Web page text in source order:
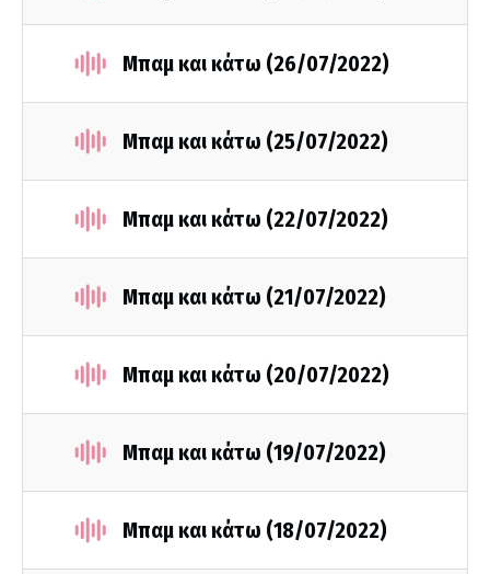
Μπαμ και κάτω (26/07/2022)
Μπαμ και κάτω (25/07/2022)
Μπαμ και κάτω (22/07/2022)
Μπαμ και κάτω (21/07/2022)
Μπαμ και κάτω (20/07/2022)
Μπαμ και κάτω (19/07/2022)
Μπαμ και κάτω (18/07/2022)